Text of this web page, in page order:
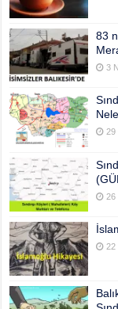
83
3
29
26
22